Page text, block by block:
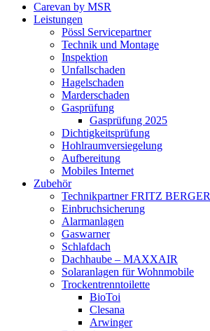
Carevan by MSR
Leistungen
Pössl Servicepartner
Technik und Montage
Inspektion
Unfallschaden
Hagelschaden
Marderschaden
Gasprüfung
Gasprüfung 2025
Dichtigkeitsprüfung
Hohlraumversiegelung
Aufbereitung
Mobiles Internet
Zubehör
Technikpartner FRITZ BERGER
Einbruchsicherung
Alarmanlagen
Gaswarner
Schlafdach
Dachhaube – MAXXAIR
Solaranlagen für Wohnmobile
Trockentrenntoilette
BioToi
Clesana
Arwinger